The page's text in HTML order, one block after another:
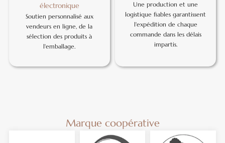
électronique
Soutien personnalisé aux
vendeurs en ligne, de la
sélection des produits à
l'emballage.
Une production et une
logistique fiables garantissent
l'expédition de chaque
commande dans les délais
impartis.
Marque coopérative